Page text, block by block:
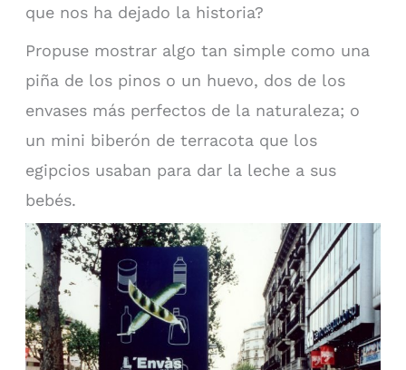
que nos ha dejado la historia?
Propuse mostrar algo tan simple como una
piña de los pinos o un huevo, dos de los
envases más perfectos de la naturaleza; o
un mini biberón de terracota que los
egipcios usaban para dar la leche a sus
bebés.